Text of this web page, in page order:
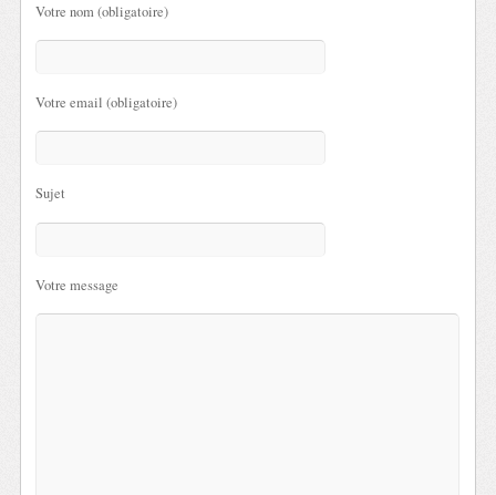
Votre nom (obligatoire)
Votre email (obligatoire)
Sujet
Votre message